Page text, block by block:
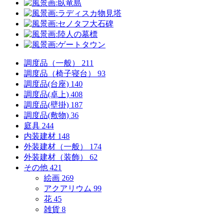
調度品（一般） 211
調度品（椅子寝台） 93
調度品(台座) 140
調度品(卓上) 408
調度品(壁掛) 187
調度品(敷物) 36
庭具 244
内装建材 148
外装建材（一般） 174
外装建材（装飾） 62
その他 421
絵画 269
アクアリウム 99
花 45
雑貨 8